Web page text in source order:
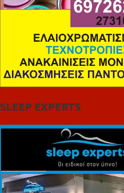
SLEEP EXPERTS